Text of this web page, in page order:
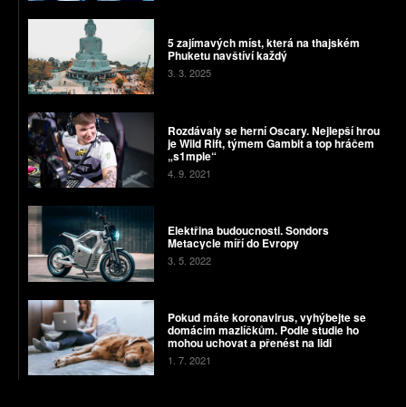
5 zajímavých míst, která na thajském
Phuketu navštíví každý
3. 3. 2025
Rozdávaly se herní Oscary. Nejlepší hrou
je Wild Rift, týmem Gambit a top hráčem
„s1mple“
4. 9. 2021
Elektřina budoucnosti. Sondors
Metacycle míří do Evropy
3. 5. 2022
Pokud máte koronavirus, vyhýbejte se
domácím mazlíčkům. Podle studie ho
mohou uchovat a přenést na lidi
1. 7. 2021